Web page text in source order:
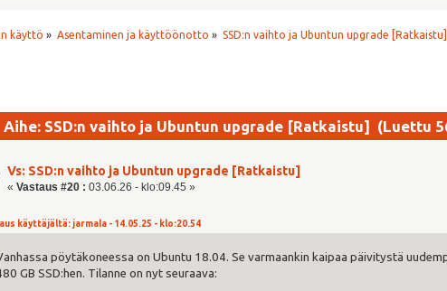
käyttö » Asentaminen ja käyttöönotto » SSD:n vaihto ja Ubuntun upgrade [Ratkaistu]
Aihe: SSD:n vaihto ja Ubuntun upgrade [Ratkaistu] (Luettu
Vs: SSD:n vaihto ja Ubuntun upgrade [Ratkaistu]
«Vastaus #20 : 03.06.26 - klo:09.45 »
käyttäjältä: jarmala - 14.05.25 - klo:20.54
pöytäkoneessa on Ubuntu 18.04. Se varmaankin kaipaa päivitystä
GB SSD:hen. Tilanne on nyt seuraava: